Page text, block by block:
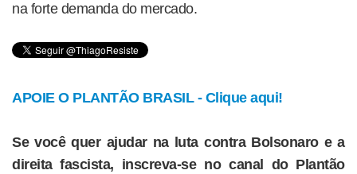
na forte demanda do mercado.
APOIE O PLANTÃO BRASIL - Clique aqui!
Se você quer ajudar na luta contra Bolsonaro e a
direita fascista, inscreva-se no canal do Plantão